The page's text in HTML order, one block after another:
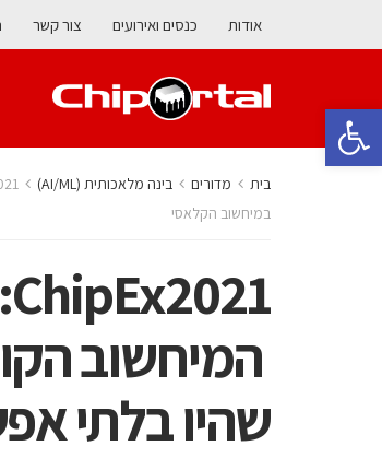
פתח סרגל נגישות
אודות כנסים ואירועים צור קשר
בית מדורים בינה מלאכותית (AI/ML)
במיחשוב הקלאסי
המיחשוב
שהיו בלתי